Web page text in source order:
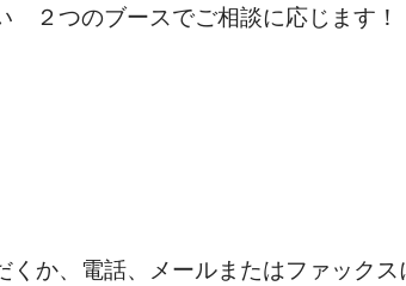
２つのブースでご相談に応じます！
か、電話、メールまたはファックス